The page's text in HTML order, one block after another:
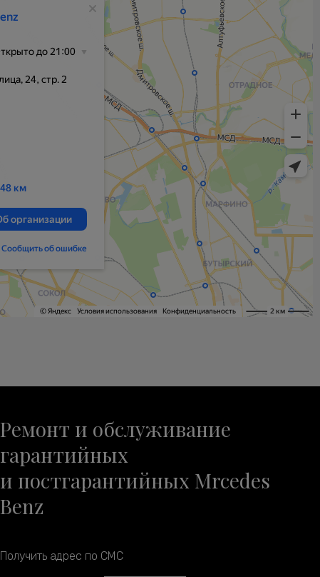
Ремонт и обслуживание
гарантийных
и постгарантийных Mrcedes
Benz
Получить адрес по СМС